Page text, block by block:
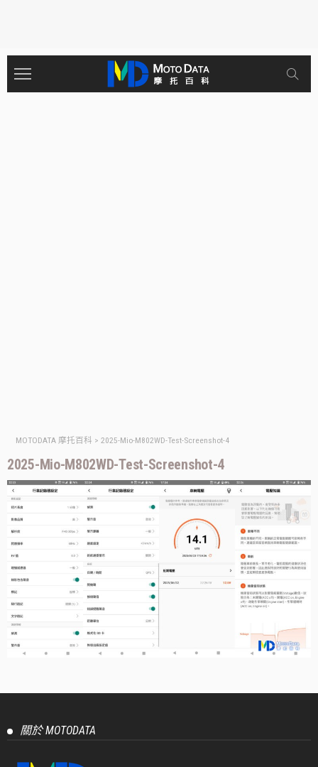
MOTODATA 摩托百科 > 2025-Mio-M802WD-Test-Screenshot-4
2025-Mio-M802WD-Test-Screenshot-4
關於 MOTODATA